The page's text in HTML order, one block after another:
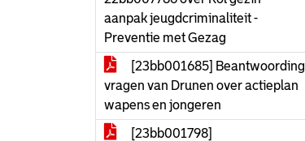
aanpak jeugdcriminaliteit -
Preventie met Gezag
[23bb001685] Beantwoording
vragen van Drunen over actieplan
wapens en jongeren
[23bb001798]